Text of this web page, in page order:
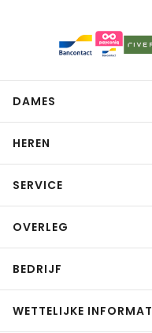
DAMES
HEREN
SERVICE
OVERLEG
BEDRIJF
WETTELIJKE